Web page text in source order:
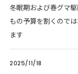
冬眠期および春グマ
もの予算を割くので
ます
2025/11/18